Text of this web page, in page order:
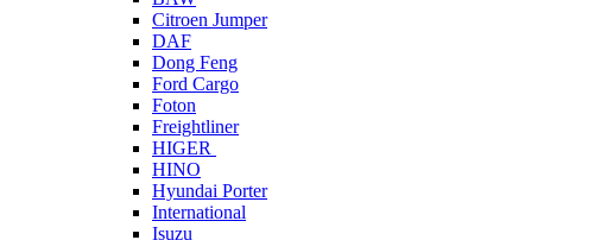
Citroen Jumper
DAF
Dong Feng
Ford Cargo
Foton
Freightliner
HIGER
HINO
Hyundai Porter
International
Isuzu